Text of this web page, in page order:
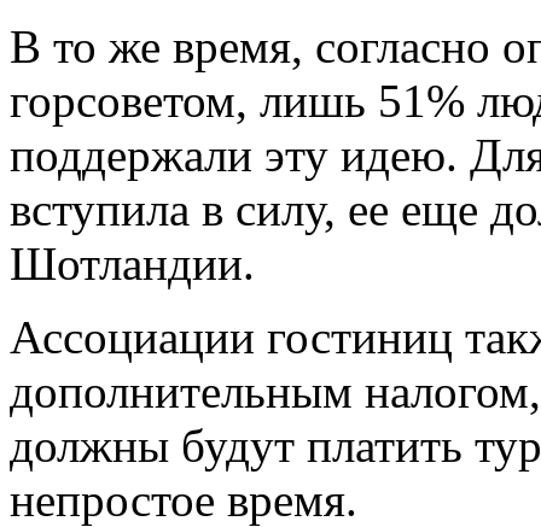
В то же время, согласно
горсоветом, лишь 51%
поддержали эту идею.
вступила в силу, ее еще
Шотландии.
Ассоциации гостиниц
дополнительным
должны будут платить
непростое время.